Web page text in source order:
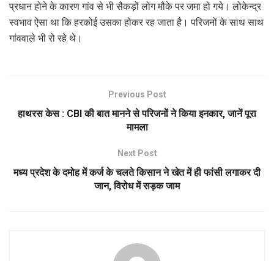
प्रधान होने के कारण गांव से भी सैकड़ों लोग मौके पर जमा हो गये। लोकेन्द्र
स्वभाव ऐसा था कि हरकोई उसका होकर रह जाता है। परिजनों के साथ साथ
गांववाले भी रो रहे थे।
Previous Post
हाथरस केस : CBI की बात मानने से परिजनों ने किया इनकार, जानें पूरा
मामला
Next Post
मध्य प्रदेश के दमोह में कर्ज के चलते किसान ने खेत में ही फांसी लगाकर दी
जान, विरोध में सड़क जाम